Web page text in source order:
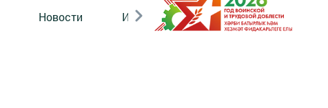
Новости Из зала суда